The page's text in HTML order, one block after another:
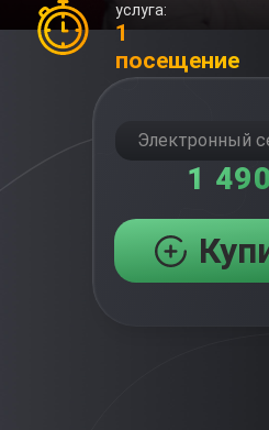
услуга:
1
посещение
Электронный
1